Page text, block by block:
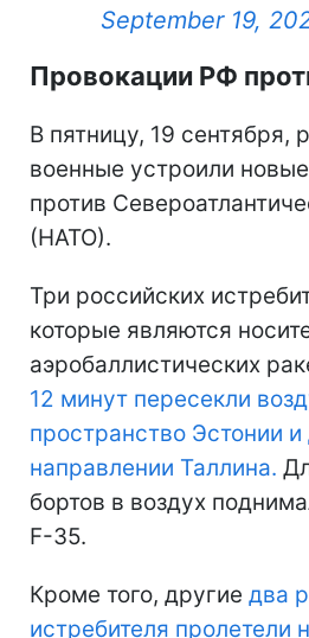
September 19,
Провокации РФ
В пятницу, 19 сентября,
военные устроили
против
(НАТО).
Три российских
которые являются
аэробаллистических
12 минут пересекли
пространство Эстонии и
направлении Таллина.
бортов в воздух
F-35.
Кроме того, другие два
истребителя пролетели